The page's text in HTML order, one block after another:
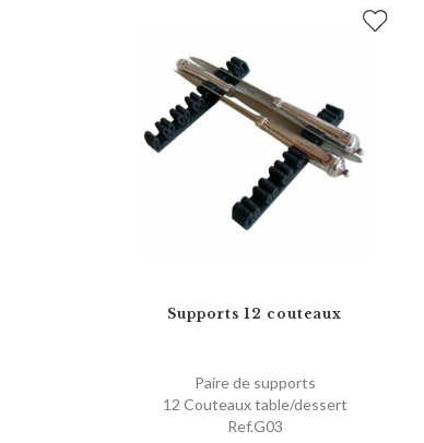
Supports 12 couteaux
Paire de supports
12 Couteaux table/dessert
Ref.G03